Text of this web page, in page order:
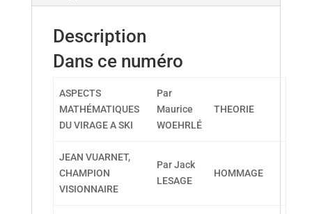
Description
Dans ce numéro
ASPECTS
MATHÉMATIQUES
DU VIRAGE A SKI
Par
Maurice
WOEHRLÉ
THEORIE
JEAN VUARNET,
CHAMPION
VISIONNAIRE
Par Jack
LESAGE
HOMMAGE